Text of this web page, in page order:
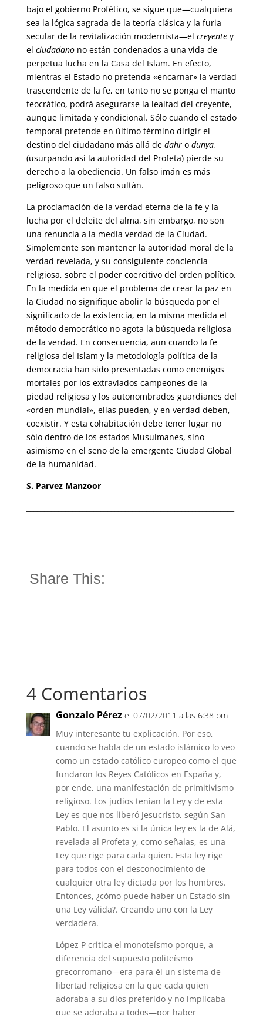
bajo el gobierno Profético, se sigue que—cualquiera
sea la lógica sagrada de la teoría clásica y la furia
secular de la revitalización modernista—el creyentey
el ciudadanono están condenados a una vida de
perpetua lucha en la Casa del Islam. En efecto,
mientras el Estado no pretenda «encarnar» la verdad
trascendente de la fe, en tanto no se ponga el manto
teocrático, podrá asegurarse la lealtad del creyente,
aunque limitada y condicional. Sólo cuando el estado
temporal pretende en último término dirigir el
destino del ciudadano más allá de dahro dunya,
(usurpando así la autoridad del Profeta) pierde su
derecho a la obediencia. Un falso imán es más
peligroso que un falso sultán.
La proclamación de la verdad eterna de la fe y la
lucha por el deleite del alma, sin embargo, no son
una renuncia a la media verdad de la Ciudad.
Simplemente son mantener la autoridad moral de la
verdad revelada, y su consiguiente conciencia
religiosa, sobre el poder coercitivo del orden político.
En la medida en que el problema de crear la paz en
la Ciudad no signifique abolir la búsqueda por el
significado de la existencia, en la misma medida el
método democrático no agota la búsqueda religiosa
de la verdad. En consecuencia, aun cuando la fe
religiosa del Islam y la metodología política de la
democracia han sido presentadas como enemigos
mortales por los extraviados campeones de la
piedad religiosa y los autonombrados guardianes del
«orden mundial», ellas pueden, y en verdad deben,
coexistir. Y esta cohabitación debe tener lugar no
sólo dentro de los estados Musulmanes, sino
asimismo en el seno de la emergente Ciudad Global
de la humanidad.
S. Parvez Manzoor
Share This:
4 Comentarios
Gonzalo Pérez el 07/02/2011 a las 6:38 pm
Muy interesante tu explicación. Por eso,
cuando se habla de un estado islámico lo veo
como un estado católico europeo como el que
fundaron los Reyes Católicos en España y,
por ende, una manifestación de primitivismo
religioso. Los judíos tenían la Ley y de esta
Ley es que nos liberó Jesucristo, según San
Pablo. El asunto es si la única ley es la de Alá,
revelada al Profeta y, como señalas, es una
Ley que rige para cada quien. Esta ley rige
para todos con el desconocimiento de
cualquier otra ley dictada por los hombres.
Entonces, ¿cómo puede haber un Estado sin
una Ley válida?. Creando uno con la Ley
verdadera.
López P critica el monoteísmo porque, a
diferencia del supuesto politeísmo
grecorromano—era para él un sistema de
libertad religiosa en la que cada quien
adoraba a su dios preferido y no implicaba
que se adoraba a todos—por haber